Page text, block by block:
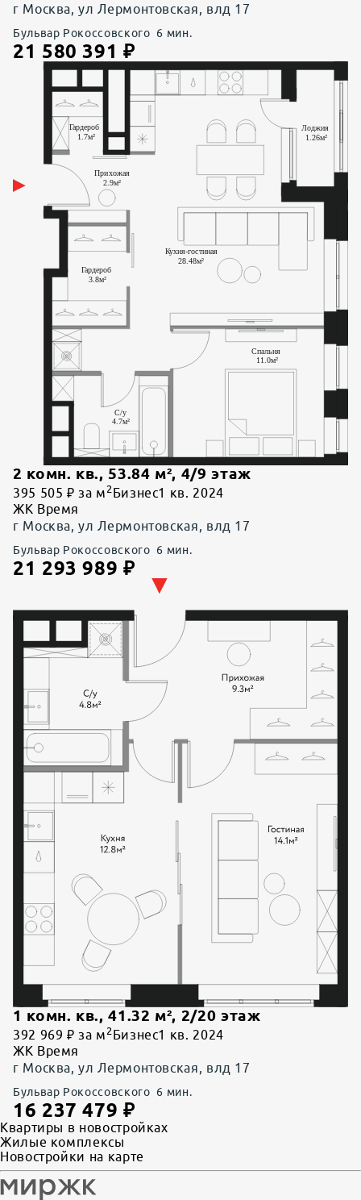
г Москва, ул Лермонтовская, влд 17
Бульвар Рокоссовского 6 мин.
21 580 391 ₽
2 комн. кв., 53.84 м², 4/9 этаж
395 505 ₽ за м 2 Бизнес1 кв. 2024
ЖК Время
г Москва, ул Лермонтовская, влд 17
Бульвар Рокоссовского 6 мин.
21 293 989 ₽
1 комн. кв., 41.32 м², 2/20 этаж
392 969 ₽ за м 2 Бизнес1 кв. 2024
ЖК Время
г Москва, ул Лермонтовская, влд 17
Бульвар Рокоссовского 6 мин.
16 237 479 ₽
Квартиры в новостройках
Жилые комплексы
Новостройки на карте